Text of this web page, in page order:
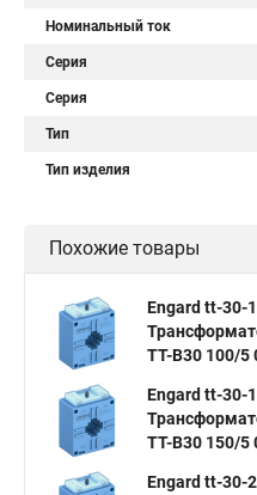
Номинальный ток
Серия
Серия
Тип
Тип изделия
Похожие товары
Engard tt-30-
ТТ-В30 100/5
Engard tt-30-
ТТ-В30 150/5
Engard tt-30-